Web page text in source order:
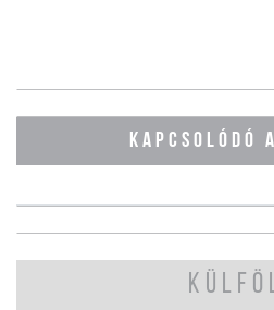
KAPCSOLÓDÓ